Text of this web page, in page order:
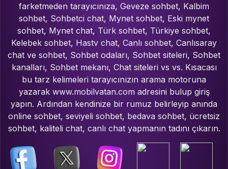
farketmeden tarayıcınıza, Geveze sohbet, Kalbim
sohbet, Sohbetci chat, Mynet sohbet, Eski mynet
sohbet, Mynet chat, Türk sohbet, Türkiye sohbet,
Kelebek sohbet, Hastv chat, Canlı sohbet, Canlısaray
chat ve sohbet, Sohbet odaları, Sohbet siteleri, Sohbet
kanalları, Sohbet mekanı, Chat siteleri vs vs. Kısacası
bu tarz kelimeleri tarayıcınızın arama motoruna
yazarak www.mobilvatan.com adresini bulup giriş
yapın. Ardından kendinize bir rumuz belirleyip anında
online sohbet, seviyeli sohbet, bedava sohbet, ücretsiz
sohbet, kaliteli chat, canlı chat yapmanın tadını çıkarın.